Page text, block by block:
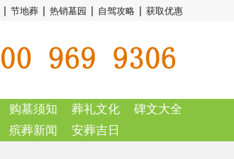
| 节地葬 | 热销墓园 | 自驾攻略 | 获取优惠
购墓须知 葬礼文化
碑文大全
殡葬新闻
安葬吉日